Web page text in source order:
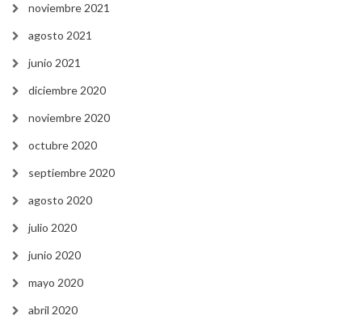
noviembre 2021
agosto 2021
junio 2021
diciembre 2020
noviembre 2020
octubre 2020
septiembre 2020
agosto 2020
julio 2020
junio 2020
mayo 2020
abril 2020